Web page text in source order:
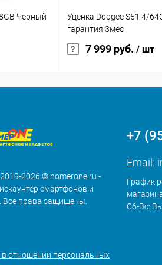
Черный
Уценка Doogee S51 4/
гарантия 3мес
7 999 руб. / шт
2026 © nomerone.ru -
смартфонов и
Все права защищены.
отношении персональных
+7
Email:
График
Сб-Вс: